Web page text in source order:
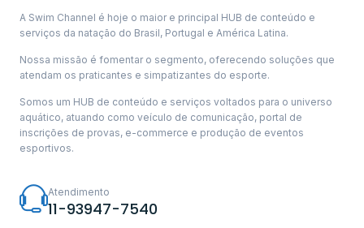
A Swim Channel é hoje o maior e principal HUB de conteúdo e
serviços da natação do Brasil, Portugal e América Latina.
Nossa missão é fomentar o segmento, oferecendo soluções que
atendam os praticantes e simpatizantes do esporte.
Somos um HUB de conteúdo e serviços voltados para o universo
aquático, atuando como veículo de comunicação, portal de
inscrições de provas, e-commerce e produção de eventos
esportivos.
Atendimento
11-93947-7540